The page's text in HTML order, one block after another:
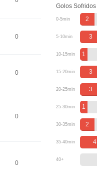
0
0
0
0
Golos Sofridos
0-5min 2
5-10min 3
10-15min 1
15-20min 3
20-25min 3
25-30min 1
30-35min 2
35-40min 4
40+